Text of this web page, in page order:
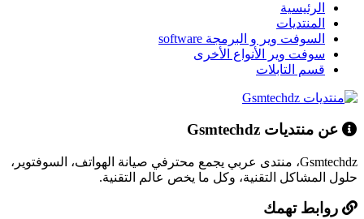
الرئيسية
المنتديات
السوفت وير و البرمجة software
سوفت وير الأنواع الأخرى
قسم التابلات
عن منتديات Gsmtechdz
Gsmtechdz، منتدى عربي يجمع محترفي صيانة الهواتف، السوفتوير،
حلول المشاكل التقنية، وكل ما يخص عالم التقنية.
روابط تهمك